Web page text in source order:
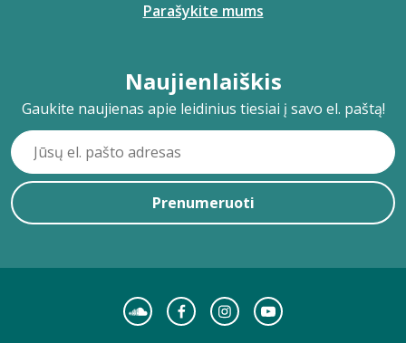
Parašykite mums
Naujienlaiškis
Gaukite naujienas apie leidinius tiesiai į savo el. paštą!
Prenumeruoti